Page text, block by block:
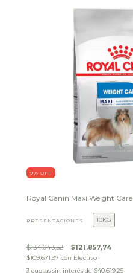
9% OFF
Royal Canin Maxi Weight Care
PRESENTACIONES 10KG
$134.043,52 $121.857,74
$109.671,97con Efectivo
3 cuotas sin interés de $40.619,25